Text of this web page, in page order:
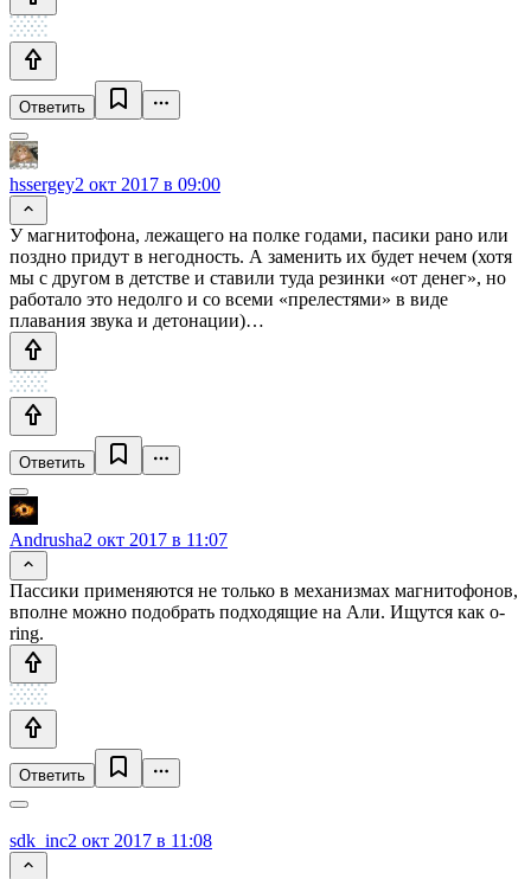
Ответить
hssergey2 окт 2017 в 09:00
У магнитофона, лежащего на полке годами, пасики рано или
поздно придут в негодность. А заменить их будет нечем (хотя
мы с другом в детстве и ставили туда резинки «от денег», но
работало это недолго и со всеми «прелестями» в виде
плавания звука и детонации)…
Ответить
Andrusha2 окт 2017 в 11:07
Пассики применяются не только в механизмах магнитофонов,
вполне можно подобрать подходящие на Али. Ищутся как o-
ring.
Ответить
sdk_inc2 окт 2017 в 11:08